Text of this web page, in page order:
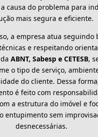
causa do problema para
mais segura e eficiente.
a empresa atua seguindo
e respeitando
ABNT, Sabesp e CETESB,
o tipo de serviço,
do cliente. Dessa
é feito com
a estrutura do imóvel e
entupimento sem
desnecessárias.